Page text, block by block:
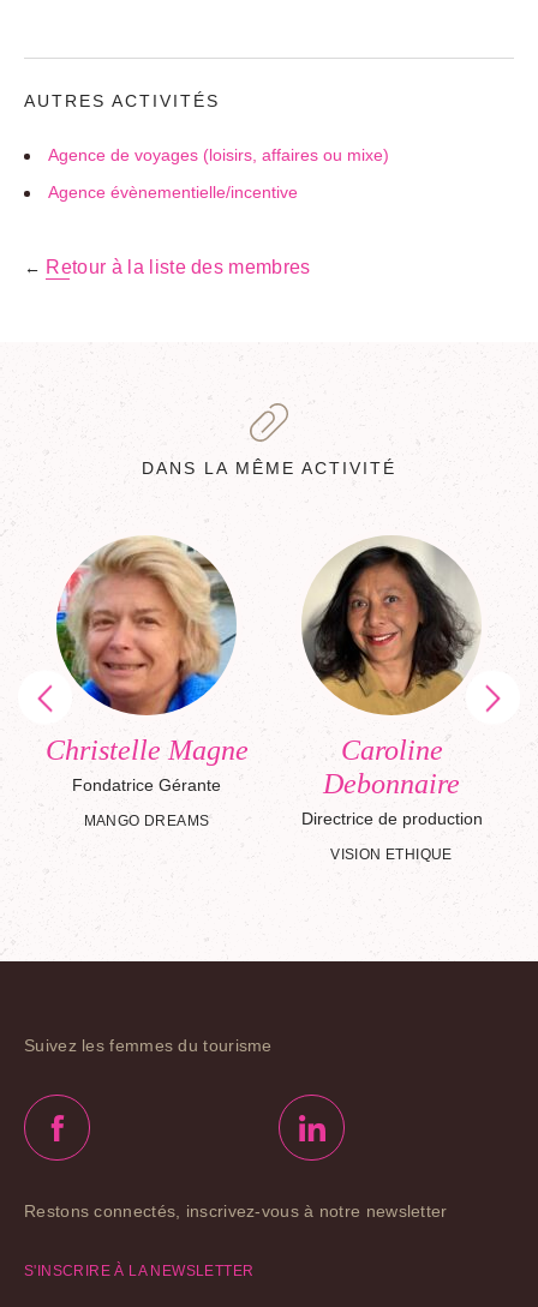
AUTRES ACTIVITÉS
Agence de voyages (loisirs, affaires ou mixe)
Agence évènementielle/incentive
← Retour à la liste des membres
DANS LA MÊME ACTIVITÉ
Christelle Magne
Fondatrice Gérante
MANGO DREAMS
Caroline
Debonnaire
Directrice de production
VISION ETHIQUE
Suivez les femmes du tourisme
Restons connectés, inscrivez-vous à notre newsletter
S'INSCRIRE À LA NEWSLETTER